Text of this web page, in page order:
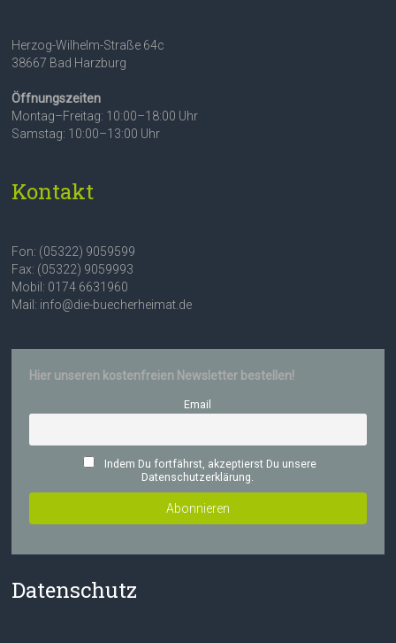
Herzog-Wilhelm-Straße 64c
38667 Bad Harzburg
Öffnungszeiten
Montag–Freitag: 10:00–18:00 Uhr
Samstag: 10:00–13:00 Uhr
Kontakt
Fon: (05322) 9059599
Fax: (05322) 9059993
Mobil: 0174 6631960
Mail: info@die-buecherheimat.de
Hier unseren kostenfreien Newsletter bestellen!
Email
Indem Du fortfährst, akzeptierst Du unsere
Datenschutzerklärung.
Datenschutz